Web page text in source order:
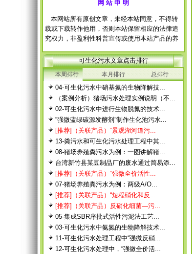
载或下载转作他用，否则本站保留相应的法律追
究权力，非盈利性科普宣传或使用本站产品的养
殖户除外。 经本站允许需转载本站原创文章
的，请注明出处。
每篇文章下面的网友评论只显示5条，要想看全
部评论，请点击网友评论框右上角的“更多”
徨耧豚蝽-桎梓羼觇?觐眈箅圉梃
徨耧豚蝽-桎梓羼觇?觐眈箅圉梃
可生化污水文章点击排行
本周排行 本月排行 总排行
04-可生化污水中硝基氮的生物降解技...
（案例分析）猪场污水处理实例说明（不...
02-可生化污水中进行生物脱氮的技术...
“强微蓝绿碳源发酵剂”制作生化池污水...
[推荐]（关联产品）“景观湖河道污...
13-粪污水和可生化污水处理工程中其...
08-猪场养殖粪污水为例：一图讲解猪...
台湾新竹县某豆制品厂的废水通过简易添...
[推荐]（关联产品）“强微全价活性...
07-猪场养殖粪污水为例：两级A/O...
[推荐]（关联产品）“短程硝化和反...
[推荐]（关联产品）反硝化细菌—污...
05-集成SBR序批式活性污泥法工艺...
03-可生化污水中氨氮的生物降解技术...
11-可生化污水处理工程中“强微反硝...
12-可生化污水处理中，“强微全价活...